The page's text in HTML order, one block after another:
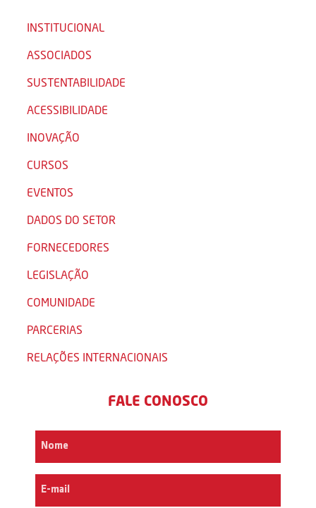
INSTITUCIONAL
ASSOCIADOS
SUSTENTABILIDADE
ACESSIBILIDADE
INOVAÇÃO
CURSOS
EVENTOS
DADOS DO SETOR
FORNECEDORES
LEGISLAÇÃO
COMUNIDADE
PARCERIAS
RELAÇÕES INTERNACIONAIS
FALE CONOSCO